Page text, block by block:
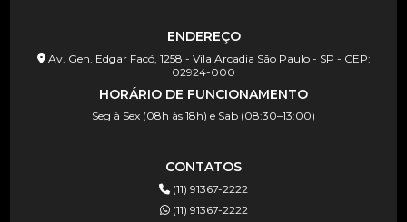
ENDEREÇO
Av. Gen. Edgar Facó, 1258 - Vila Arcadia São Paulo - SP - CEP:
02924-000
HORÁRIO DE FUNCIONAMENTO
Seg à Sex (08h às 18h) e Sab (08:30–13:00)
CONTATOS
(11) 91367-2222
(11) 91367-2222